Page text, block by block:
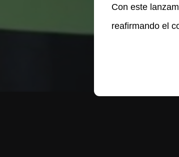
Con este
reafirmando el